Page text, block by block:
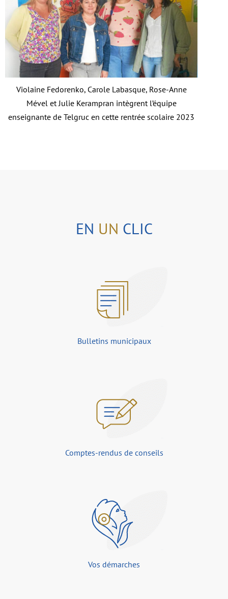
Violaine Fedorenko, Carole Labasque, Rose-Anne
Mével et Julie Kerampran intègrent l’équipe
enseignante de Telgruc en cette rentrée scolaire 2023
EN UN CLIC
Bulletins municipaux
Comptes-rendus de conseils
Vos démarches